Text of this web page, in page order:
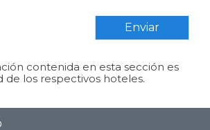
Enviar
contenida en esta sección es
de los respectivos hoteles.